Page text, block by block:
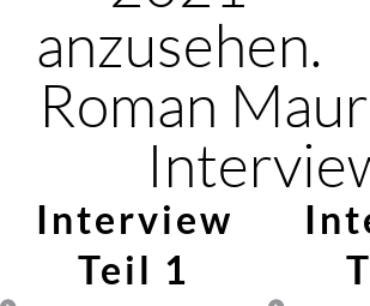
anzusehen.
Roman
Interview
Teil 1